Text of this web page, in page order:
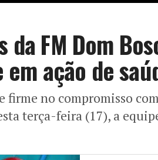
da FM Dom
ação de
firme no compromisso
terça-feira (17), a